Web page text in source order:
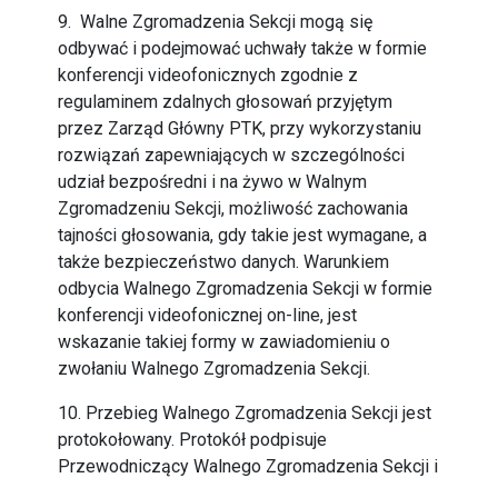
9. Walne Zgromadzenia Sekcji mogą się
odbywać i podejmować uchwały także w formie
konferencji videofonicznych zgodnie z
regulaminem zdalnych głosowań przyjętym
przez Zarząd Główny PTK, przy wykorzystaniu
rozwiązań zapewniających w szczególności
udział bezpośredni i na żywo w Walnym
Zgromadzeniu Sekcji, możliwość zachowania
tajności głosowania, gdy takie jest wymagane, a
także bezpieczeństwo danych. Warunkiem
odbycia Walnego Zgromadzenia Sekcji w formie
konferencji videofonicznej on-line, jest
wskazanie takiej formy w zawiadomieniu o
zwołaniu Walnego Zgromadzenia Sekcji.
10. Przebieg Walnego Zgromadzenia Sekcji jest
protokołowany. Protokół podpisuje
Przewodniczący Walnego Zgromadzenia Sekcji i